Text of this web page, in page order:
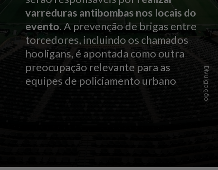
Divulgação
varreduras antibombas nos locais do
evento. A prevenção de brigas entre
torcedores, incluindo os chamados
hooligans, é apontada como outra
preocupação relevante para as
equipes de policiamento urbano